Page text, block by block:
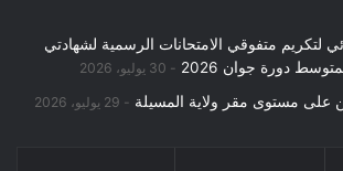
لتكريم متفوقي الامتحانات الرسمية لشهادتي
دورة جوان 2026
30 يوليو، 2026
على مستوى مقر ولاية المسيلة 29 يوليو، 2026